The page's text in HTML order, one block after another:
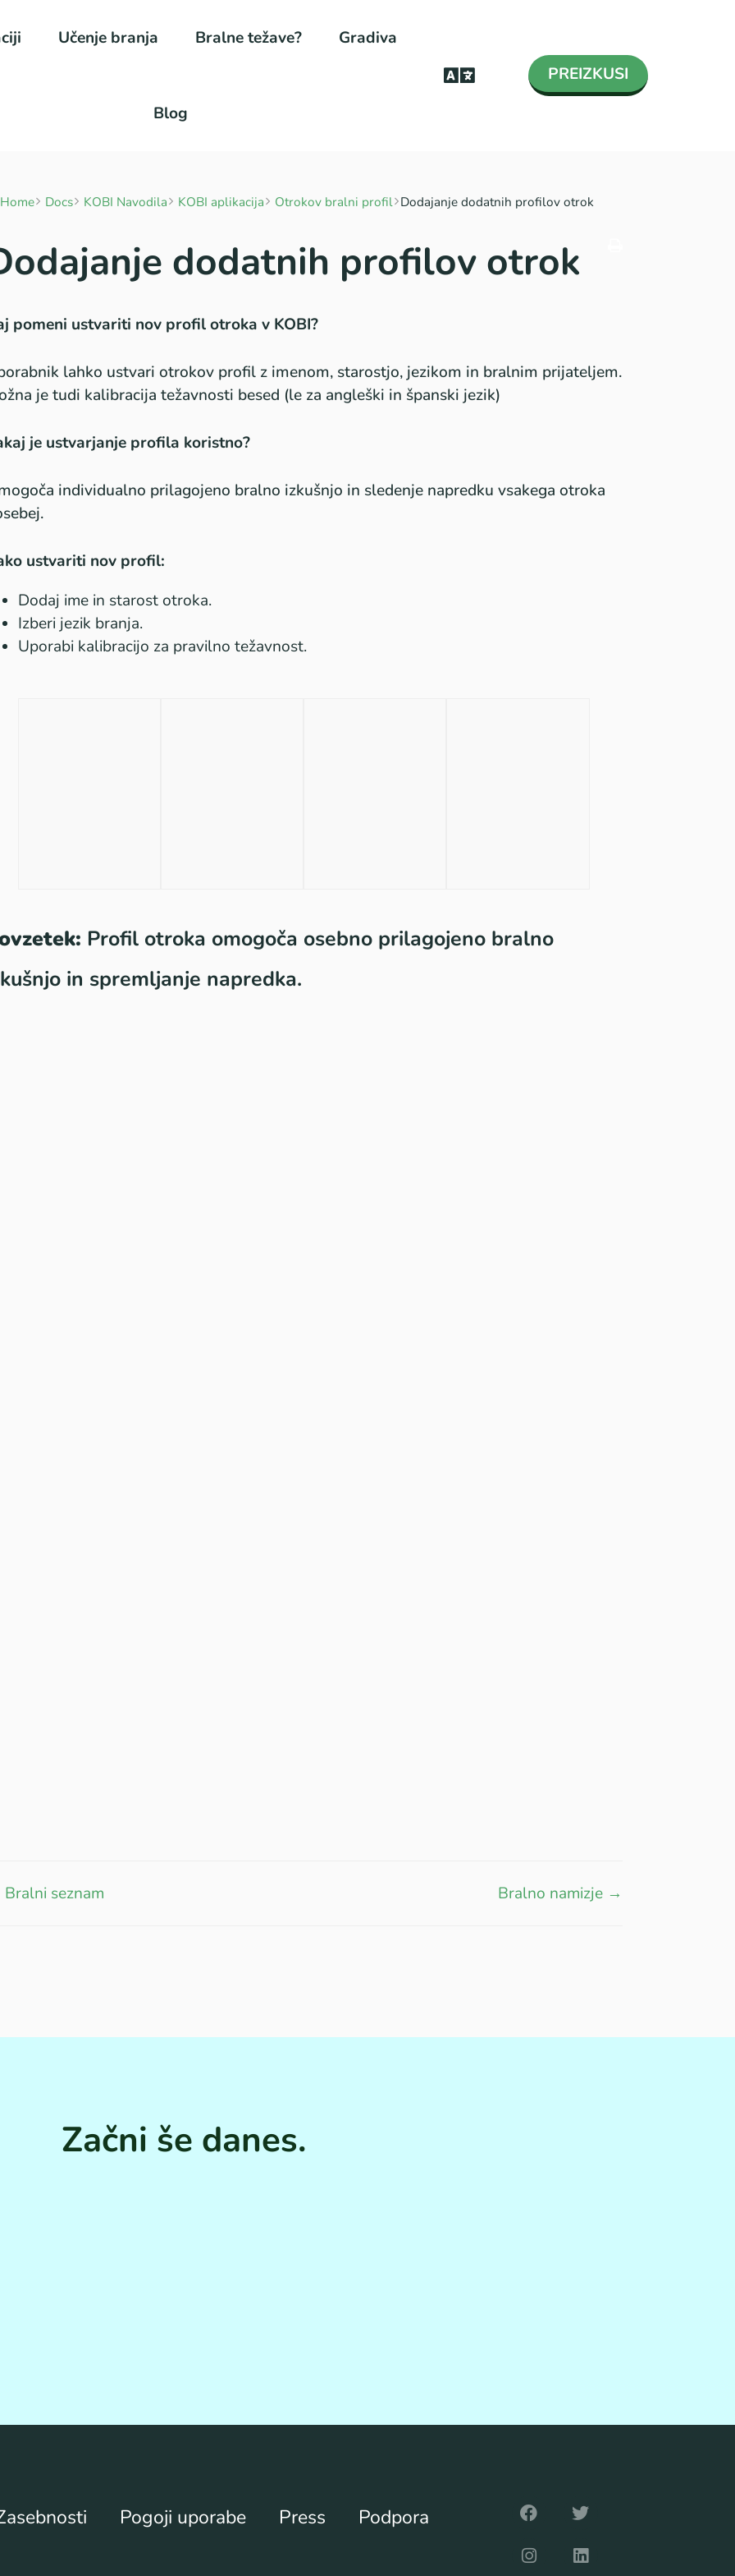
Učenje branja Bralne težave? Gradiva
Blog
PREIZKUSI
Home Docs KOBI Navodila KOBI aplikacija Otrokov bralni profil Dodajanje dodatnih profilov otrok
dodatnih profilov otrok
pomeni ustvariti nov profil otroka v KOBI?
lahko ustvari otrokov profil z imenom, starostjo, jezikom in bralnim prijateljem.
je tudi kalibracija težavnosti besed (le za angleški in španski jezik)
je ustvarjanje profila koristno?
individualno prilagojeno bralno izkušnjo in sledenje napredku vsakega otroka
ustvariti nov profil:
Dodaj ime in starost otroka.
Izberi jezik branja.
Uporabi kalibracijo za pravilno težavnost.
Profil otroka omogoča osebno prilagojeno bralno
in spremljanje napredka.
seznam Bralno namizje →
Začni še danes.
Pogoji uporabe Press Podpora